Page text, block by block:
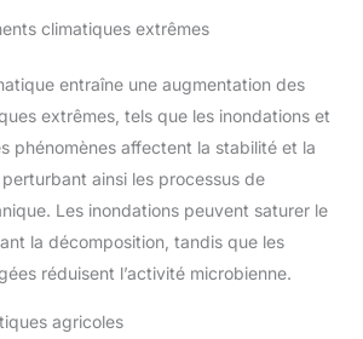
climatiques extrêmes
entraîne une augmentation des
extrêmes, tels que les inondations et
phénomènes affectent la stabilité et la
ainsi les processus de
Les inondations peuvent saturer le
la décomposition, tandis que les
réduisent l’activité microbienne.
agricoles